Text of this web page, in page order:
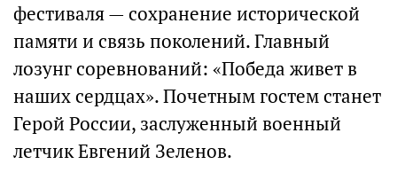
фестиваля — сохранение исторической
памяти и связь поколений. Главный
лозунг соревнований: «Победа живет в
наших сердцах». Почетным гостем станет
Герой России, заслуженный военный
летчик Евгений Зеленов.